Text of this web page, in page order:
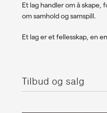
Et lag handler om å skape,
om samhold og samspill.
Et lag er et fellesskap, en
Tilbud og salg